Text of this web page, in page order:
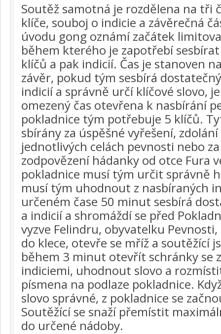
Soutěž samotná je rozdělena na tři
klíče, souboj o indicie a závěrečná
úvodu gong oznámí začátek
během kterého je zapotřebí
klíčů a pak indicií. Čas je stanoven
závěr, pokud tým sesbírá
indicií a správně určí klíčové slovo,
omezený čas otevřena k nasbírání
pokladnice tým potřebuje 5 klíčů.
sbírány za úspěšné vyřešení, zdolání
jednotlivých celách pevnosti nebo
zodpovězení hádanky od otce Fura
pokladnice musí tým určit správně
musí tým uhodnout z nasbíraných
určeném čase 50 minut sesbírá
a indicií a shromáždí se před
vyzve Felindru, obyvatelku
do klece, otevře se mříž a soutěžící
během 3 minut otevřít schránky se
indiciemi, uhodnout slovo a
písmena na podlaze pokladnice.
slovo správné, z pokladnice se
Soutěžící se snaží přemístit
do určené nádoby.